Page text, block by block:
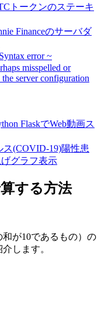
トークンのステーキ
Financeのサーバダ
error ~
misspelled or
server configuration
FlaskでWeb動画ス
ス(COVID-19)陽性患
グラフ表示
する方法
が10であるもの）の
します。